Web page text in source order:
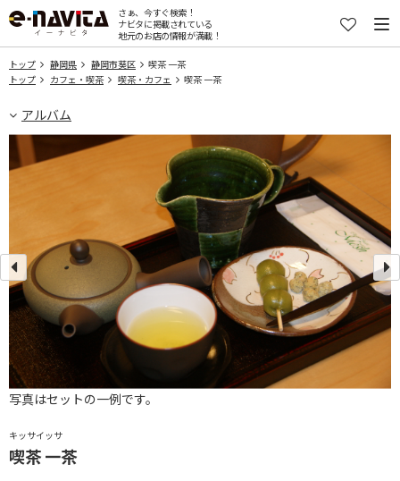
さぁ、今すぐ検索！
ナビタに掲載されている
地元のお店の情報が満載！
トップ 静岡県 静岡市葵区
喫茶 一茶
トップ
カフェ・喫茶 喫茶・カフェ 喫茶 一茶
アルバム
キッサイッサ
喫茶 一茶
写真はセットの一例です。